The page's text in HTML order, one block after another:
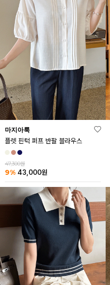
마지아룩
플렛 핀턱 퍼프 반팔 블라우스
47,300원
9% 43,000원